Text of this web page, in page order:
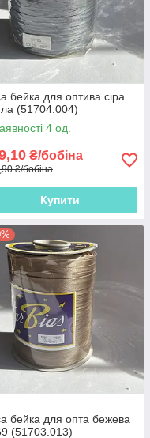
бейка для оптива сіра
(51704.004)
4 од.
₴/бобіна
₴/бобіна
Купити
бейка для опта бежева
(51703.013)